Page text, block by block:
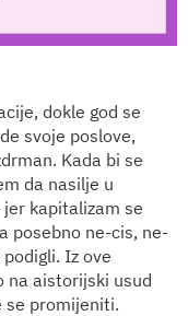
dokle god se
svoje poslove,
Kada bi se
da nasilje u
kapitalizam se
posebno ne-cis, ne-
Iz ove
na aistorijski usud
se promijeniti.